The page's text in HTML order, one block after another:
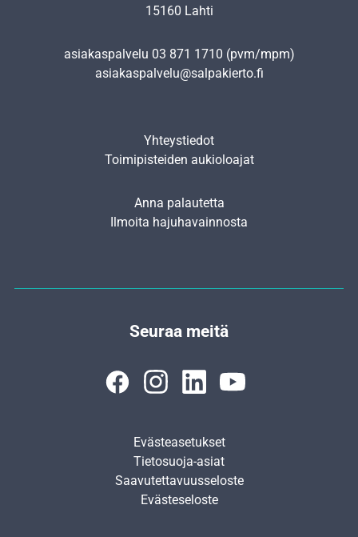
15160 Lahti
asiakaspalvelu 03 871 1710 (pvm/mpm)
asiakaspalvelu@salpakierto.fi
Yhteystiedot
Toimipisteiden aukioloajat
Anna palautetta
Ilmoita hajuhavainnosta
Seuraa meitä
Evästeasetukset
Tietosuoja-asiat
Saavutettavuusseloste
Evästeseloste